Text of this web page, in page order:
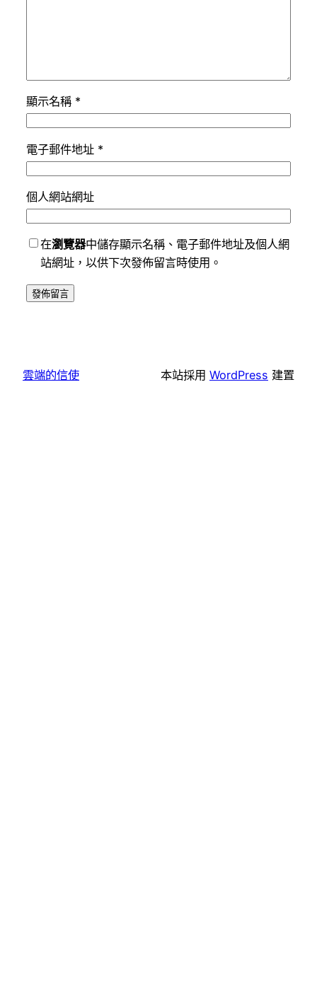
顯示名稱 *
電子郵件地址 *
個人網站網址
在瀏覽器中儲存顯示名稱、電子郵件地址及個人網
站網址，以供下次發佈留言時使用。
雲端的信使 本站採用 WordPress 建置